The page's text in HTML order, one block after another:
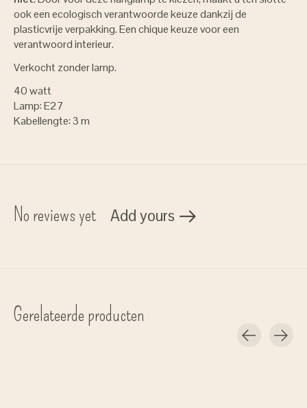
ook een ecologisch verantwoorde keuze dankzij de
plasticvrije verpakking. Een chique keuze voor een
verantwoord interieur.
Verkocht zonder lamp.
40 watt
Lamp: E27
Kabellengte: 3 m
No reviews yet Add yours
Gerelateerde producten